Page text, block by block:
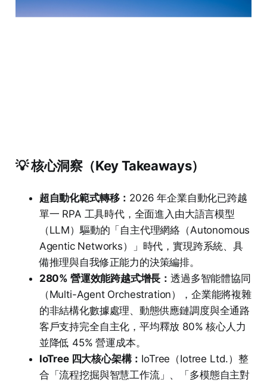
💡 核心洞察（Key Takeaways）
超自動化範式轉移： 2026 年企業自動化已跨越
單一 RPA 工具時代，全面進入由大語言模型
（LLM）驅動的「自主代理網絡（Autonomous
Agentic Networks）」時代，實現跨系統、具
備推理與自我修正能力的決策編排。
280% 營運效能跨越式增長：透過多智能體協同
（Multi-Agent Orchestration），企業能將複雜
的非結構化數據處理、動態供應鏈調度與全通路
客戶支持完全自主化，平均釋放 80% 核心人力
並降低 45% 營運成本。
IoTree 四大核心架構： IoTree（Iotree Ltd.）整
合「流程挖掘與智慧工作流」、「多模態自主對